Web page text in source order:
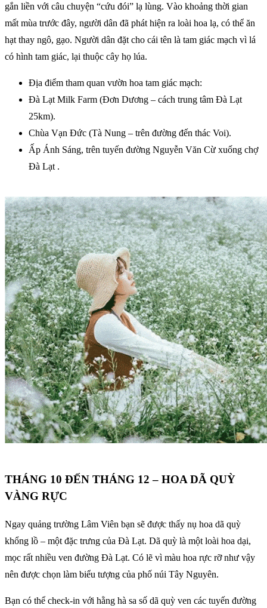
gắn liền với câu chuyện “cứu đói” lạ lùng. Vào khoảng thời gian
mất mùa trước đây, người dân đã phát hiện ra loài hoa lạ, có thể ăn
hạt thay ngô, gạo. Người dân đặt cho cái tên là tam giác mạch vì lá
có hình tam giác, lại thuộc cây họ lúa.
Địa điểm tham quan vườn hoa tam giác mạch:
Đà Lạt Milk Farm (Đơn Dương – cách trung tâm Đà Lạt
25km).
Chùa Vạn Đức (Tà Nung – trên đường đến thác Voi).
Ấp Ánh Sáng, trên tuyến đường Nguyễn Văn Cừ xuống chợ
Đà Lạt .
THÁNG 10 ĐẾN THÁNG 12 – HOA DÃ QUỲ
VÀNG RỰC
Ngay quảng trường Lâm Viên bạn sẽ được thấy nụ hoa dã quỳ
khổng lồ – một đặc trưng của Đà Lạt. Dã quỳ là một loài hoa dại,
mọc rất nhiều ven đường Đà Lạt. Có lẽ vì màu hoa rực rỡ như vậy
nên được chọn làm biểu tượng của phố núi Tây Nguyên.
Bạn có thể check-in với hằng hà sa số dã quỳ ven các tuyến đường